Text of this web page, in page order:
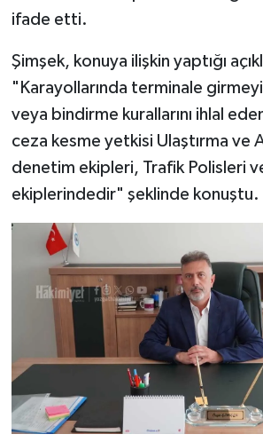
ifade etti.
Şimşek, konuya ilişkin yaptığı
"Karayollarında terminale
veya bindirme kurallarını ihlal
ceza kesme yetkisi Ulaştırma ve
denetim ekipleri, Trafik Polisleri
ekiplerindedir" şeklinde konuştu.